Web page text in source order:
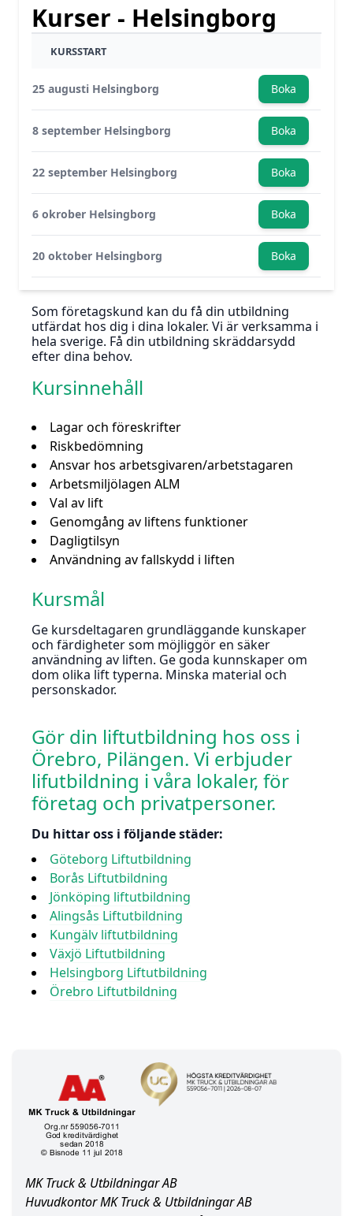
Kurser - Helsingborg
KURSSTART
25 augusti Helsingborg Boka
8 september Helsingborg Boka
22 september Helsingborg Boka
6 okrober Helsingborg Boka
20 oktober Helsingborg Boka
Som företagskund kan du få din utbildning
utfärdat hos dig i dina lokaler. Vi är verksamma i
hela sverige. Få din utbildning skräddarsydd
efter dina behov.
Kursinnehåll
Lagar och föreskrifter
Riskbedömning
Ansvar hos arbetsgivaren/arbetstagaren
Arbetsmiljölagen ALM
Val av lift
Genomgång av liftens funktioner
Dagligtilsyn
Användning av fallskydd i liften
Kursmål
Ge kursdeltagaren grundläggande kunskaper
och färdigheter som möjliggör en säker
användning av liften. Ge goda kunnskaper om
dom olika lift typerna. Minska material och
personskador.
Gör din liftutbildning hos oss i
Örebro, Pilängen. Vi erbjuder
lifutbildning i våra lokaler, för
företag och privatpersoner.
Du hittar oss i följande städer:
Göteborg Liftutbildning
Borås Liftutbildning
Jönköping liftutbildning
Alingsås Liftutbildning
Kungälv liftutbildning
Växjö Liftutbildning
Helsingborg Liftutbildning
Örebro Liftutbildning
MK Truck & Utbildningar AB
Huvudkontor MK Truck & Utbildningar AB